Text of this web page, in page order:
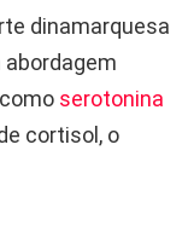
dinamarquesa
serotonina
cortisol, o